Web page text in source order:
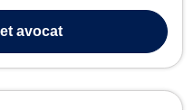
du droit administratif, de la
avocat